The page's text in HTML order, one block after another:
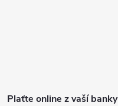
Plaťte online z vaší banky